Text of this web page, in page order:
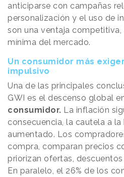
anticiparse con campañas
personalización y el uso de
son una ventaja competitiva,
mínima del mercado.
Un consumidor más
impulsivo
Una de las principales
GWI es el descenso global
consumidor. La inflación
consecuencia, la cautela a la
aumentado. Los
compra, comparan precios
priorizan ofertas,
En paralelo, el 26% de los